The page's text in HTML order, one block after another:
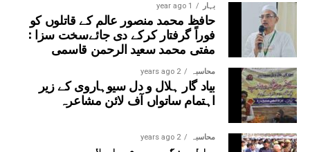
بہار 1 year ago
حافظ محمد منصور عالم کے قاتلوں کو
فوراً گرفتار کرکے دی جائےسخت سزا :
مفتی محمد سعید الرحمن قاسمی
محاسبہ 2 years ago
بیاد گار ہلال و دل سیوہاروی کے زیر
اہتمام ساتواں آف لائن مشاعرہ
محاسبہ 2 years ago